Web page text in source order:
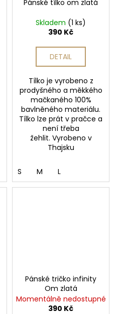
Pánské tílko om zlatá
Skladem (1 ks)
390 Kč
DETAIL
Tílko je vyrobeno z
prodyšného a měkkého
mačkaného 100%
bavlněného materiálu.
Tílko lze prát v pračce a
není třeba
žehlit. Vyrobeno v
Thajsku
S M L
Pánské tričko infinity
Om zlatá
Momentálně nedostupné
390 Kč